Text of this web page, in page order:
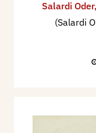
Salardi Oder,
(Salardi